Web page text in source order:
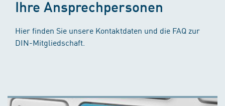
Ihre Ansprechpersonen
Hier finden Sie unsere Kontaktdaten und die FAQ zur
DIN-Mitgliedschaft.